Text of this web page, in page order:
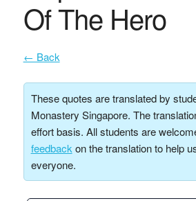
Of The Hero
← Back
These quotes are translated by
Monastery Singapore. The
effort basis. All students are
feedback on the translation to help
everyone.